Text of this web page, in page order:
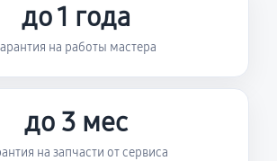
до 1 года
на работы мастера
до 3 мес
на запчасти от сервиса